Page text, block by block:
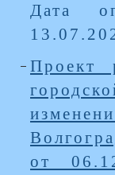
Дата
Проект
от